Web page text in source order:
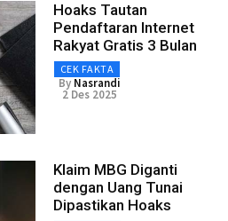
Hoaks Tautan
Pendaftaran Internet
Rakyat Gratis 3 Bulan
CEK FAKTA
By Nasrandi
2 Des 2025
Klaim MBG Diganti
dengan Uang Tunai
Dipastikan Hoaks